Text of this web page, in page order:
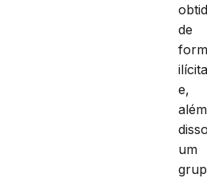
de
e,
além
um